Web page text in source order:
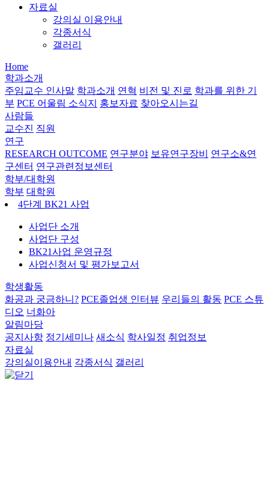
자료실
강의실 이용안내
각종서식
갤러리
Home
학과소개
주임교수 인사말 학과소개 연혁 비전 및 진로 학과를 위한 기
부 PCE 어울림 소식지 홍보자료 찾아오시는길
사람들
교수진 직원
연구
RESEARCH OUTCOME 연구분야 보유연구장비
연구소&연
구센터 연구관련정보센터
학부/대학원
학부 대학원
4단계 BK21 사업
사업단 소개
사업단 구성
BK21사업 운영규정
사업신청서 및 평가보고서
학생활동
화공과 궁금하니? PCE졸업생 인터뷰 우리들의 활동 PCE 스튜
디오 너화아
알림마당
공지사항 정기세미나 새소식 학사일정 취업정보
자료실
강의실이용안내 각종서식 갤러리